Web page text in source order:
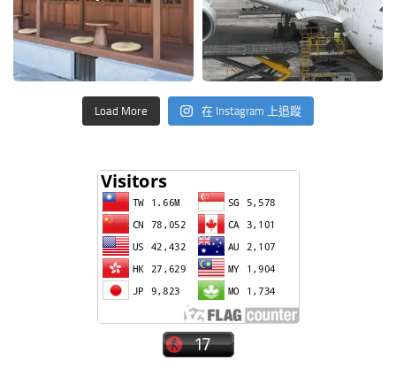
Load More 在 Instagram 上追蹤